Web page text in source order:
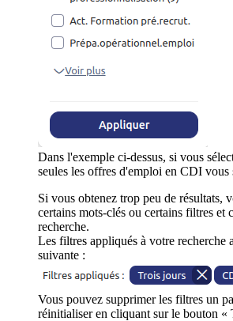
Dans l'exemple ci-dessus, si vous
seules les offres d'emploi en CDI vous
Si vous obtenez trop peu de résultats,
certains mots-clés ou certains filtres et
recherche.
Les filtres appliqués à votre recherche
suivante :
Vous pouvez supprimer les filtres un
réinitialiser en cliquant sur le bouton «